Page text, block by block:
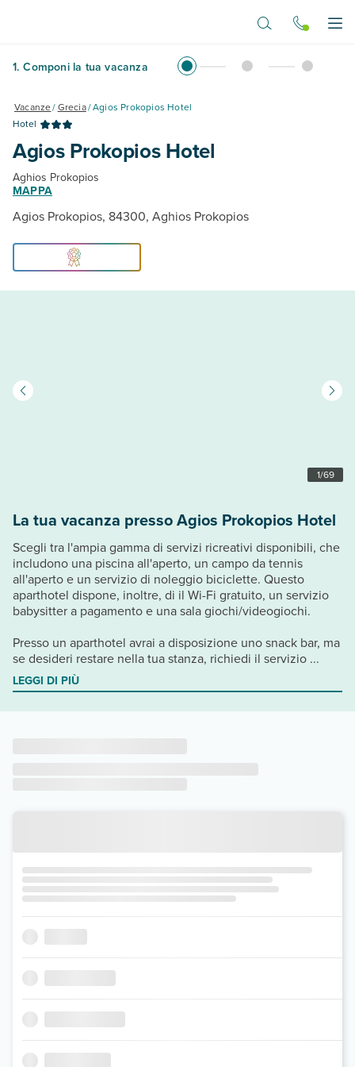
1. Componi la tua vacanza
Vacanze/Grecia/Agios Prokopios Hotel
Hotel
Agios Prokopios Hotel
Aghios Prokopios
MAPPA
Agios Prokopios, 84300, Aghios Prokopios
1/69
La tua vacanza presso Agios Prokopios Hotel
Scegli tra l'ampia gamma di servizi ricreativi disponibili, che
includono una piscina all'aperto, un campo da tennis
all'aperto e un servizio di noleggio biciclette. Questo
aparthotel dispone, inoltre, di il Wi-Fi gratuito, un servizio
babysitter a pagamento e una sala giochi/videogiochi.
Presso un aparthotel avrai a disposizione uno snack bar, ma
se desideri restare nella tua stanza, richiedi il servizio ...
LEGGI DI PIÙ